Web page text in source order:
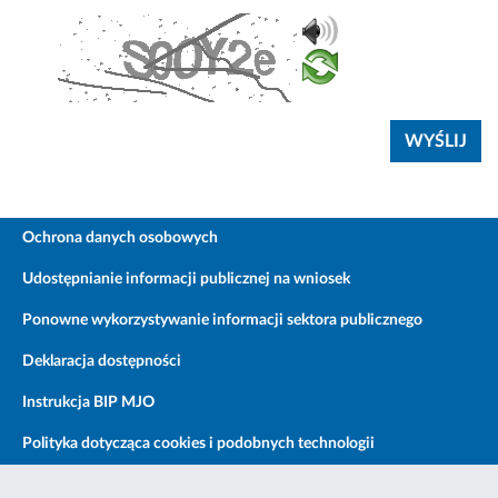
Ochrona danych osobowych
Udostępnianie informacji publicznej na wniosek
Ponowne wykorzystywanie informacji sektora publicznego
Deklaracja dostępności
Instrukcja BIP MJO
Polityka dotycząca cookies i podobnych technologii